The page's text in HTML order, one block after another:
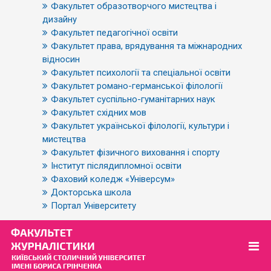
Факультет образотворчого мистецтва і
дизайну
Факультет педагогічної освіти
Факультет права, врядування та міжнародних
відносин
Факультет психології та спеціальної освіти
Факультет романо-германської філології
Факультет суспільно-гуманітарних наук
Факультет східних мов
Факультет української філології, культури і
мистецтва
Факультет фізичного виховання і спорту
Інститут післядипломної освіти
Фаховий коледж «Універсум»
Докторська школа
Портал Університету